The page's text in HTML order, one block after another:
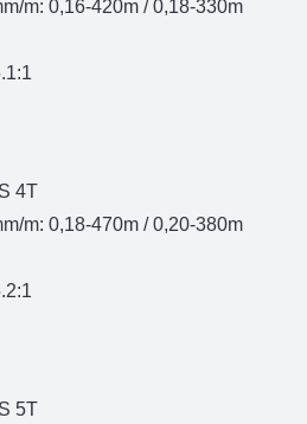
m: 0,16-420m / 0,18-330m
4T
m: 0,18-470m / 0,20-380m
5T